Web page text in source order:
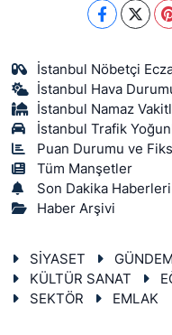
İstanbul Nöbetçi
İstanbul Hava
İstanbul Namaz
İstanbul Trafik
Puan Durumu ve
Tüm Manşetler
Son Dakika Haberleri
Haber Arşivi
SİYASET GÜNDEM
KÜLTÜR SANAT
SEKTÖR
EMLAK